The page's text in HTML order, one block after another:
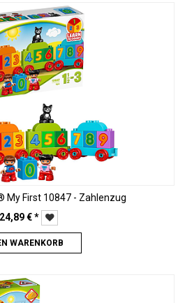
My First 10847 - Zahlenzug
24,89€*
WARENKORB